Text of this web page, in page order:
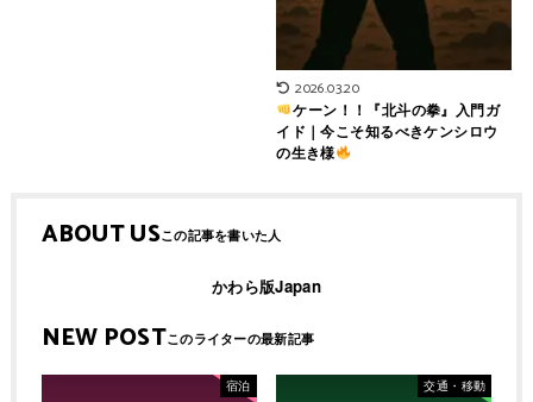
2026.03.20
ケーン！！『北斗の拳』入門ガ
イド｜今こそ知るべきケンシロウ
の生き様
ABOUT US
かわら版Japan
NEW POST
宿泊 交通・移動